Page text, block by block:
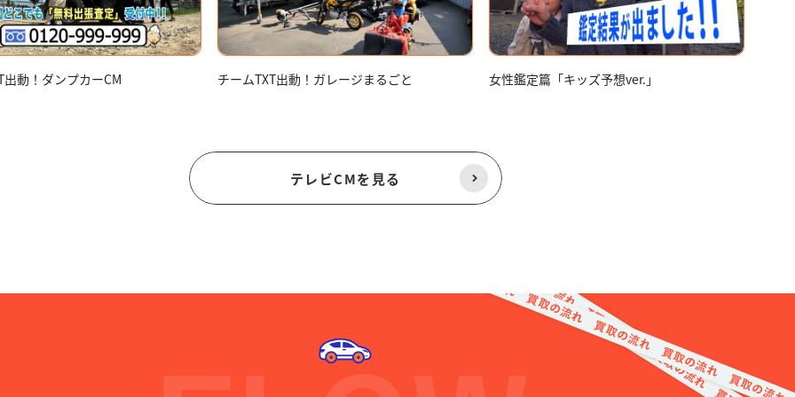
出動！ダンプカーCM チームTXT出動！ガレージまるごと 女性鑑定篇「キッズ予想ver.」
テレビCMを見る